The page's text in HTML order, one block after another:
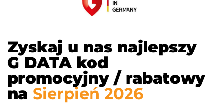
Zyskaj u nas najlepszy
G DATA kod
promocyjny / rabatowy
na Sierpień 2026